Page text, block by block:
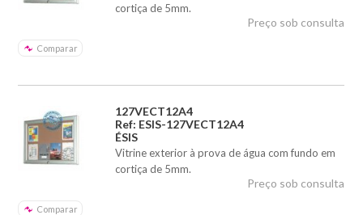
cortiça de 5mm.
Comparar
Preço sob consulta
127VECT12A4
Ref: ESIS-127VECT12A4
ÉSIS
Vitrine exterior à prova de água com fundo em
cortiça de 5mm.
Comparar
Preço sob consulta